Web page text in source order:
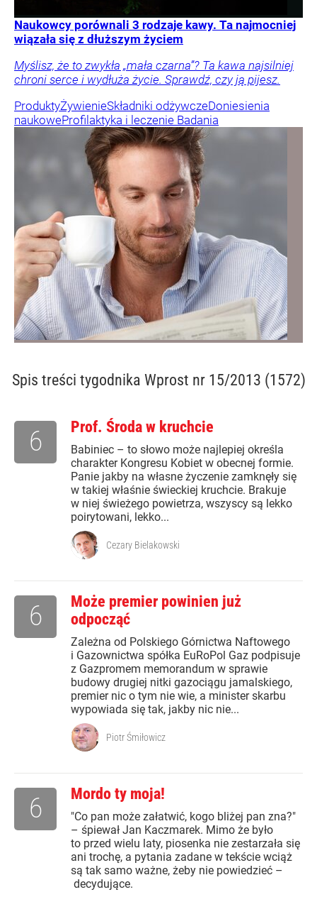
Naukowcy porównali 3 rodzaje kawy. Ta najmocniej
wiązała się z dłuższym życiem
Myślisz, że to zwykła „mała czarna”? Ta kawa najsilniej
chroni serce i wydłuża życie. Sprawdź, czy ją pijesz.
ProduktyŻywienieSkładniki odżywczeDoniesienia
naukoweProfilaktyka i leczenie Badania
Spis treści tygodnika Wprost nr 15/2013 (1572)
Prof. Środa w kruchcie
Babiniec – to słowo może najlepiej określa
charakter Kongresu Kobiet w obecnej formie.
Panie jakby na własne życzenie zamknęły się
w takiej właśnie świeckiej kruchcie. Brakuje
w niej świeżego powietrza, wszyscy są lekko
poirytowani, lekko...
6
Cezary Bielakowski
Może premier powinien już
odpocząć
Zależna od Polskiego Górnictwa Naftowego
i Gazownictwa spółka EuRoPol Gaz podpisuje
z Gazpromem memorandum w sprawie
budowy drugiej nitki gazociągu jamalskiego,
premier nic o tym nie wie, a minister skarbu
wypowiada się tak, jakby nic nie...
6
Piotr Śmiłowicz
Mordo ty moja!
"Co pan może załatwić, kogo bliżej pan zna?"
– śpiewał Jan Kaczmarek. Mimo że było
to przed wielu laty, piosenka nie zestarzała się
ani trochę, a pytania zadane w tekście wciąż
są tak samo ważne, żeby nie powiedzieć –
decydujące.
6